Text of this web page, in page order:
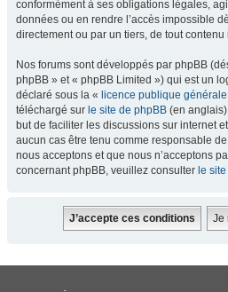
conformément à ses obligations légales,
données ou en rendre l’accès impossible
directement ou par un tiers, de tout
Nos forums sont développés par phpBB
phpBB » et « phpBB Limited ») qui est un
déclaré sous la « licence publique
téléchargé sur le site de phpBB (en
but de faciliter les discussions sur internet
aucun cas être tenu comme responsable
nous acceptons et que nous n’acceptons
concernant phpBB, veuillez consulter le